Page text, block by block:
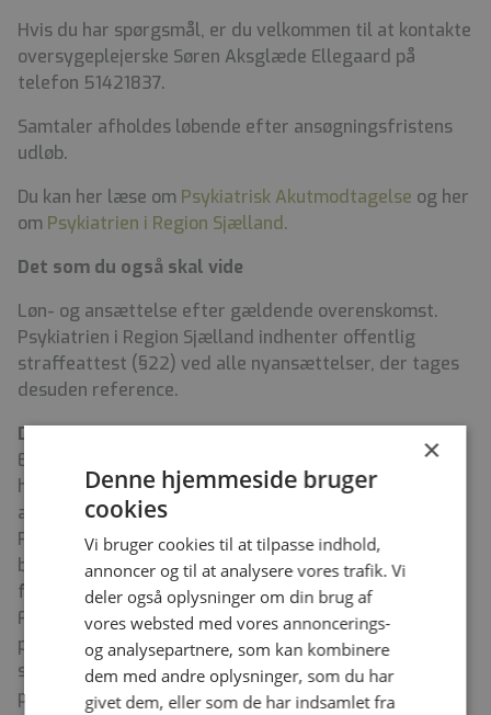
Hvis du har spørgsmål, er du velkommen til at kontakte
oversygeplejerske Søren Aksglæde Ellegaard på
telefon 51421837.
Samtaler afholdes løbende efter ansøgningsfristens
udløb.
Du kan her læse om Psykiatrisk Akutmodtagelse og her
om Psykiatrien i Region Sjælland.
Det som du også skal vide
Løn- og ansættelse efter gældende overenskomst.
Psykiatrien i Region Sjælland indhenter offentlig
straffeattest (§22) ved alle nyansættelser, der tages
desuden reference.
Du bliver en del af Psykiatrien Vest:
Et hospital i udvikling med ca. 430 ansatte og
hovedfunktioner for voksne over 17 år inden for
akutmodtagelse, døgn-, og ambulante funktioner.
Psykiatrien Vest har specialfunktioner inden for
behandling af affektive tilstande, traumatiserede
flygtninge, PTSD og oligofreni. Vi har etableret en
Fusionsklinik/Steno-diabetes-psykiatrienhed og har
partnerskabsaftaler med Holbæk og Slagelse
sygehuse. Vi har egen forskningsenhed med en
professor i psykoterapi og flere ph.d. studerende.
×
Denne hjemmeside bruger
cookies
Vi bruger cookies til at tilpasse indhold,
annoncer og til at analysere vores trafik. Vi
deler også oplysninger om din brug af
vores websted med vores annoncerings-
og analysepartnere, som kan kombinere
dem med andre oplysninger, som du har
givet dem, eller som de har indsamlet fra